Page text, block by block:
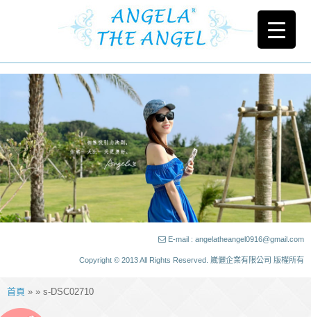
E-mail : angelatheangel0916@gmail.com
Copyright © 2013 All Rights Reserved. 崴儷企業有限公司 版權所有
首頁 » » s-DSC02710